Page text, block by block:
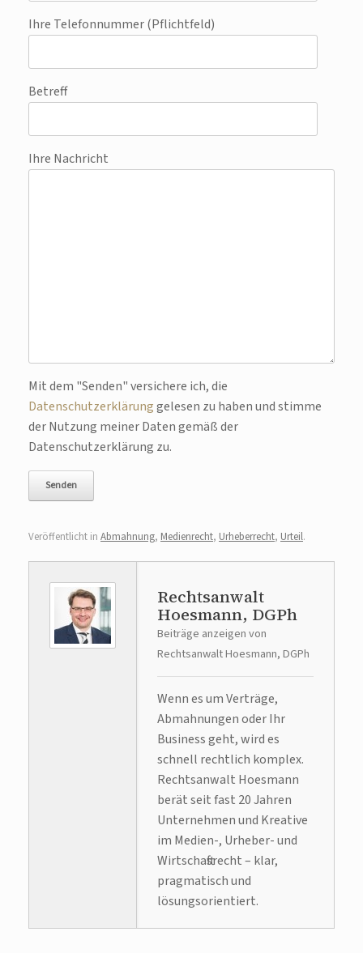
Ihre Telefonnummer (Pflichtfeld)
Betreff
Ihre Nachricht
Bitte lasse dieses Feld leer.
Mit dem "Senden" versichere ich, die
Datenschutzerklärunggelesen zu haben und stimme
der Nutzung meiner Daten gemäß der
Datenschutzerklärung zu.
Veröffentlicht in Abmahnung, Medienrecht, Urheberrecht, Urteil.
Rechtsanwalt
Hoesmann, DGPh
Beiträge anzeigen von
Rechtsanwalt Hoesmann, DGPh
Wenn es um Verträge,
Abmahnungen oder Ihr
Business geht, wird es
schnell rechtlich komplex.
Rechtsanwalt Hoesmann
berät seit fast 20 Jahren
Unternehmen und Kreative
im Medien-, Urheber- und
Wirtschaftsrecht – klar,
pragmatisch und
lösungsorientiert.